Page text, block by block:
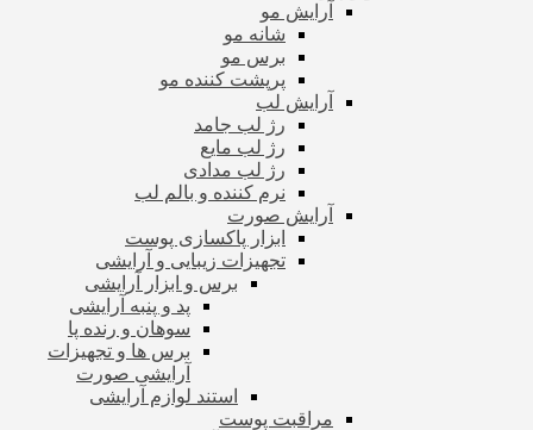
آرایش مو
شانه مو
برس مو
پرپشت کننده مو
آرایش لب
رژ لب جامد
رژ لب مایع
رژ لب مدادی
نرم کننده و بالم لب
آرایش صورت
ابزار پاکسازی پوست
تجهیزات زیبایی و آرایشی
برس و ابزار آرایشی
پد و پنبه آرایشی
سوهان و رنده پا
برس ها و تجهیزات
آرایشی صورت
استند لوازم آرایشی
مراقبت پوست